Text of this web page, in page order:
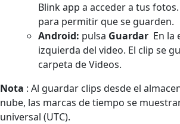
Blink app a acceder a tus
para permitir que se guarden.
Android: pulsa Guardar En la
izquierda del video. El clip se
carpeta de Videos.
Nota : Al guardar clips desde el
nube, las marcas de tiempo se
universal (UTC).